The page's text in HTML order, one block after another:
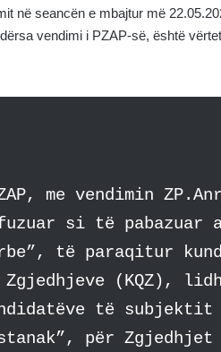
në seancën e mbajtur më
vendimi i PZAP-së, është
me vendimin
si të
të paraqitur
(KQZ),
të
për Zgjedhjet